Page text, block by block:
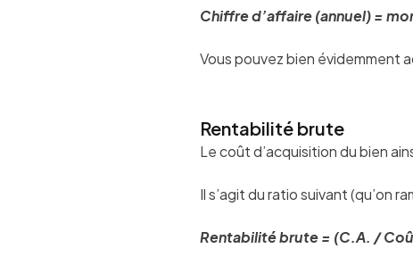
Chiffre d’affaire (annuel) =
Vous pouvez bien évidemment
Rentabilité brute
Le coût d’acquisition du bien
Il s’agit du ratio suivant (qu’on
Rentabilité brute = (C.A. /